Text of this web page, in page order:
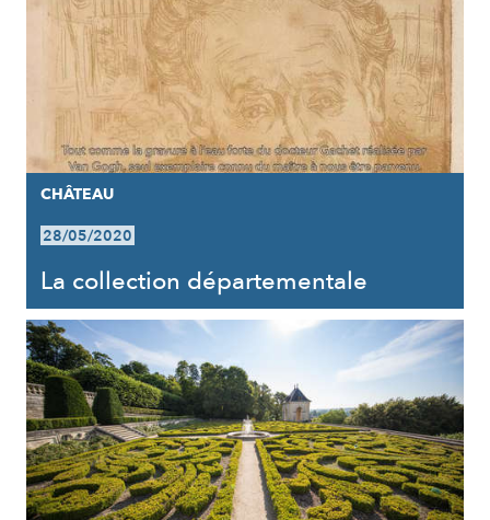
CHÂTEAU
28/05/2020
La collection départementale